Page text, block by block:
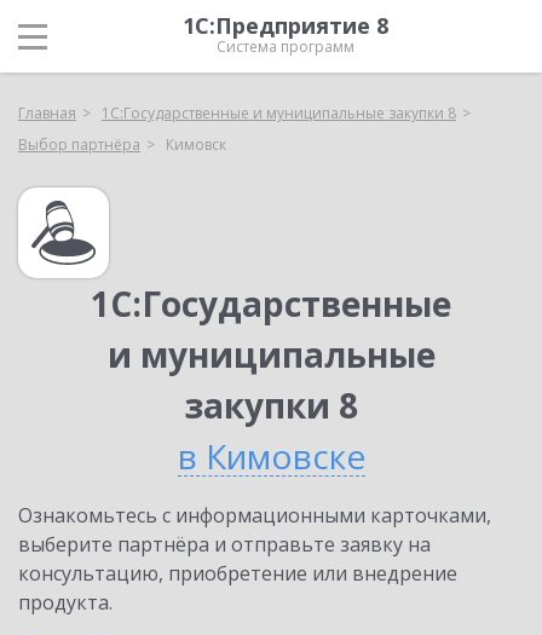
1С:Предприятие 8
Система программ
Главная
1С:Государственные и муниципальные закупки 8
Выбор партнёра
Кимовск
1С:Государственные
и муниципальные
закупки 8
в Кимовске
Ознакомьтесь с информационными карточками,
выберите партнёра и отправьте заявку на
консультацию, приобретение или внедрение
продукта.